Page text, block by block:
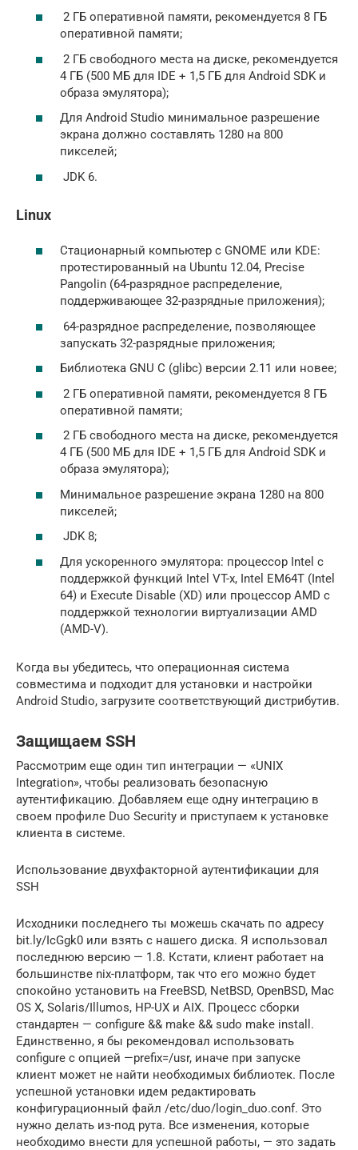
2 ГБ оперативной памяти, рекомендуется 8 ГБ
оперативной памяти;
2 ГБ свободного места на диске, рекомендуется
4 ГБ (500 МБ для IDE + 1,5 ГБ для Android SDK и
образа эмулятора);
Для Android Studio минимальное разрешение
экрана должно составлять 1280 на 800
пикселей;
JDK 6.
Linux
Стационарный компьютер с GNOME или KDE:
протестированный на Ubuntu 12.04, Precise
Pangolin (64-разрядное распределение,
поддерживающее 32-разрядные приложения);
64-разрядное распределение, позволяющее
запускать 32-разрядные приложения;
Библиотека GNU C (glibc) версии 2.11 или новее;
2 ГБ оперативной памяти, рекомендуется 8 ГБ
оперативной памяти;
2 ГБ свободного места на диске, рекомендуется
4 ГБ (500 МБ для IDE + 1,5 ГБ для Android SDK и
образа эмулятора);
Минимальное разрешение экрана 1280 на 800
пикселей;
JDK 8;
Для ускоренного эмулятора: процессор Intel с
поддержкой функций Intel VT-x, Intel EM64T (Intel
64) и Execute Disable (XD) или процессор AMD с
поддержкой технологии виртуализации AMD
(AMD-V).
Когда вы убедитесь, что операционная система
совместима и подходит для установки и настройки
Android Studio, загрузите соответствующий дистрибутив.
Защищаем SSH
Рассмотрим еще один тип интеграции — «UNIX
Integration», чтобы реализовать безопасную
аутентификацию. Добавляем еще одну интеграцию в
своем профиле Duo Security и приступаем к установке
клиента в системе.
Использование двухфакторной аутентификации для
SSH
Исходники последнего ты можешь скачать по адресу
bit.ly/IcGgk0 или взять с нашего диска. Я использовал
последнюю версию — 1.8. Кстати, клиент работает на
большинстве nix-платформ, так что его можно будет
спокойно установить на FreeBSD, NetBSD, OpenBSD, Mac
OS X, Solaris/Illumos, HP-UX и AIX. Процесс сборки
стандартен — configure && make && sudo make install.
Единственно, я бы рекомендовал использовать
configure с опцией —prefix=/usr, иначе при запуске
клиент может не найти необходимых библиотек. После
успешной установки идем редактировать
конфигурационный файл /etc/duo/login_duo.conf. Это
нужно делать из-под рута. Все изменения, которые
необходимо внести для успешной работы, — это задать